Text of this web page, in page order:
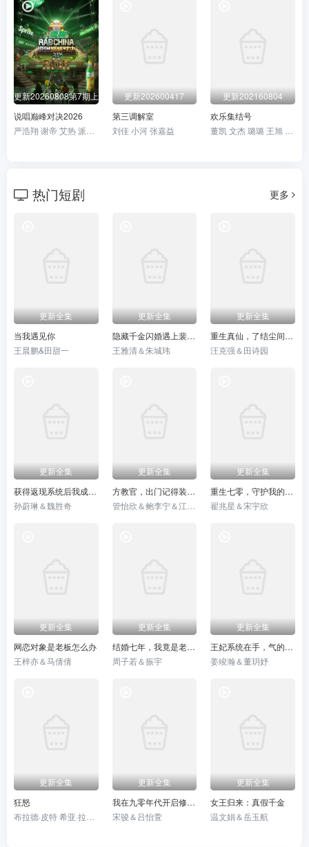
更新20260808第7期上
说唱巅峰对决2026
更新202600417
第三调解室
刘佳 小河 张嘉益
更新202160804
欢乐集结号
热门短剧 更多
更新全集
当我遇见你
王晨鹏&田甜一
更新全集
隐藏千金闪婚遇上裴先生
王雅清＆朱城玮
更新全集
重生真仙，了结尘间恩怨
汪克强＆田诗园
更新全集
获得返现系统后我成了万人迷
孙蔚琳＆魏胜奇
更新全集
方教官，出门记得装不熟
更新全集
重生七零，守护我的小心肝妻子
翟兆星＆宋宇欣
更新全集
网恋对象是老板怎么办
王梓亦＆马倩倩
更新全集
结婚七年，我竟是老公小青梅的替身
周子若＆振宇
更新全集
王妃系统在手，气的王爷发抖
姜竣瀚＆董玥妤
更新全集
狂怒
更新全集
我在九零年代开启修仙人生
宋骏＆吕怡萱
更新全集
女王归来：真假千金
温文娟＆岳玉航